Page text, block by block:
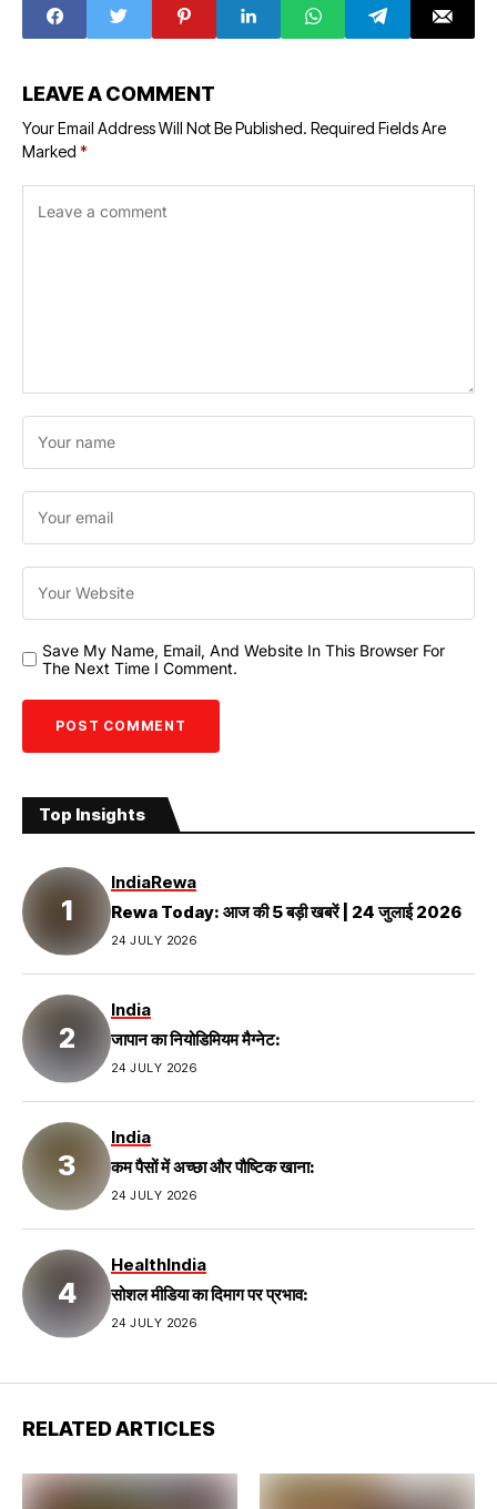
LEAVE A COMMENT
Your Email Address Will Not Be Published. Required Fields Are
Marked *
Save My Name, Email, And Website In This Browser For
The Next Time I Comment.
Top Insights
IndiaRewa
Rewa Today: आज की 5 बड़ी खबरें | 24 जुलाई 2026
24 JULY 2026
India
जापान का नियोडिमियम मैग्नेट:
24 JULY 2026
India
कम पैसों में अच्छा और पौष्टिक खाना:
24 JULY 2026
HealthIndia
सोशल मीडिया का दिमाग पर प्रभाव:
24 JULY 2026
RELATED ARTICLES